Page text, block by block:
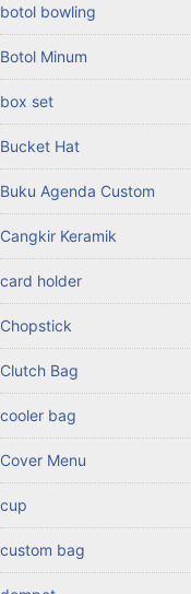
botol bowling
Botol Minum
box set
Bucket Hat
Buku Agenda Custom
Cangkir Keramik
card holder
Chopstick
Clutch Bag
cooler bag
Cover Menu
cup
custom bag